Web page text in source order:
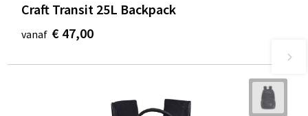
Craft Transit 25L Backpack
vanaf € 47,00